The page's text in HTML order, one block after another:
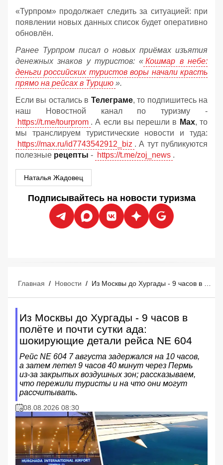
«Турпром» продолжает следить за ситуацией: при
появлении новых данных список будет оперативно
обновлён.
Ранее Турпром писал о новых приёмах изъятия
денежных знаков у туристов: « Кошмар в небе:
деньги российских туристов воры начали красть
прямо на рейсах в Турцию ».
Если вы остались в Телеграме, то подпишитесь на
наш Новостной канал по туризму -
https://t.me/tourprom . А если вы перешли в Мах, то
мы транслируем туристические новости и туда:
https://max.ru/id7743542912_biz . А тут публикуются
полезные рецепты - https://t.me/zoj_news .
Наталья Жадовец
Подписывайтесь на новости туризма
Главная / Новости /
Из Москвы до Хургады - 9 часов в
полёте и почти сутки ада:
шокирующие детали рейса NE 604
Рейс NE 604 7 августа задержался на 10 часов,
а затем летел 9 часов 40 минут через Пермь
из‑за закрытых воздушных зон; рассказываем,
что пережили туристы и на что они могут
рассчитывать.
08.08.2026 08:30